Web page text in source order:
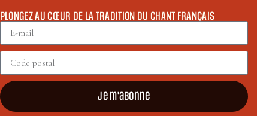
PLONGEZ AU CŒUR DE LA TRADITION DU CHANT FRANÇAIS
Je m'abonne